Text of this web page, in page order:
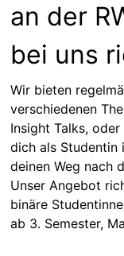
an der
bei uns
Wir bieten
verschiedenen
Insight Talks,
dich als Studentin
deinen Weg nach
Unser Angebot
binäre
ab 3. Semester,